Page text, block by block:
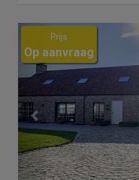
Previous
Prijs
Op aanvraag